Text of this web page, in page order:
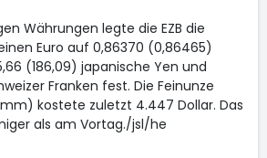
Währungen legte die EZB die
Euro auf 0,86370 (0,86465)
(186,09) japanische Yen und
Franken fest. Die Feinunze
kostete zuletzt 4.447 Dollar. Das
als am Vortag./jsl/he